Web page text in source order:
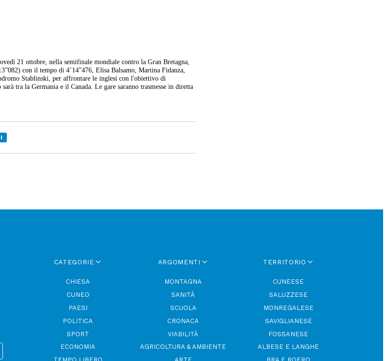
21 ottobre, nella semifinale mondiale contro la Gran Bretagna,
con il tempo di 4’14”476, Elisa Balsamo, Martina Fidanza,
Stablinski, per affrontare le inglesi con l'obiettivo di
tra la Germania e il Canada. Le gare saranno trasmesse in diretta
CATEGORIE
CHIESA
CUNEO
PAESI
POLITICA
SPORT
ECONOMIA
ARGOMENTI
MONTAGNA
SANITÀ
SCUOLA
CRONACA
VIABILITÀ
AGRICOLTURA & AMBIENTE
TERRITORIO
CUNEESE
SALUZZESE
MONREGALESE
SAVIGLIANESE
FOSSANESE
ALBESE E LANGHE